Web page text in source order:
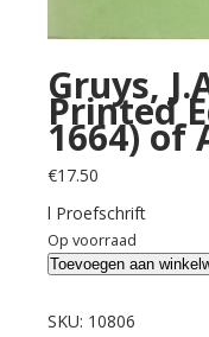
Gruys,
Printed
1664) of
€17.50
l Proefschrift
Op voorraad
Gruys,
The
Toevoegen aan
SKU: 10806